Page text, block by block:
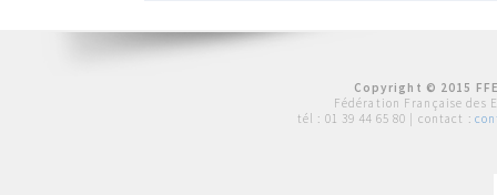
Copyright © 2015
Fédération Française des
tél : 01 39 44 65 80 | contact :